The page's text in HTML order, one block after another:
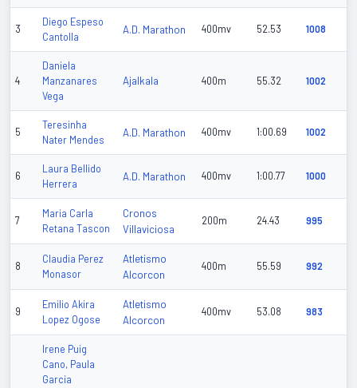
3
Diego Espeso
Cantolla
A.D. Marathon 400mv 52.53 1008
4
Daniela
Manzanares
Vega
Ajalkala 400m 55.32 1002
5
Teresinha
Nater Mendes
A.D. Marathon 400mv 1:00.69 1002
6
Laura Bellido
Herrera
A.D. Marathon 400mv 1:00.77 1000
7
Maria Carla
Retana Tascon
Cronos
Villaviciosa
200m 24.43 995
8
Claudia Perez
Monasor
Atletismo
Alcorcon
400m 55.59 992
9
Emilio Akira
Lopez Ogose
Atletismo
Alcorcon
400mv 53.08 983
Irene Puig
Cano, Paula
Garcia